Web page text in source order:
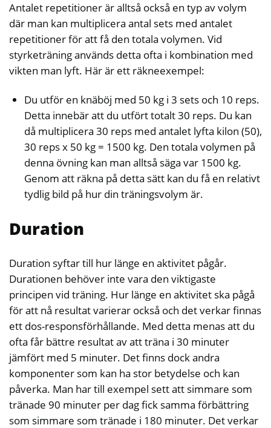
Antalet repetitioner är alltså också en typ av volym
där man kan multiplicera antal sets med antalet
repetitioner för att få den totala volymen. Vid
styrketräning används detta ofta i kombination med
vikten man lyft. Här är ett räkneexempel:
Du utför en knäböj med 50 kg i 3 sets och 10 reps.
Detta innebär att du utfört totalt 30 reps. Du kan
då multiplicera 30 reps med antalet lyfta kilon (50),
30 reps x 50 kg = 1500 kg. Den totala volymen på
denna övning kan man alltså säga var 1500 kg.
Genom att räkna på detta sätt kan du få en relativt
tydlig bild på hur din träningsvolym är.
Duration
Duration syftar till hur länge en aktivitet pågår.
Durationen behöver inte vara den viktigaste
principen vid träning. Hur länge en aktivitet ska pågå
för att nå resultat varierar också och det verkar finnas
ett dos-responsförhållande. Med detta menas att du
ofta får bättre resultat av att träna i 30 minuter
jämfört med 5 minuter. Det finns dock andra
komponenter som kan ha stor betydelse och kan
påverka. Man har till exempel sett att simmare som
tränade 90 minuter per dag fick samma förbättring
som simmare som tränade i 180 minuter. Det verkar